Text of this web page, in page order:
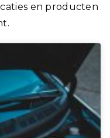
en producten